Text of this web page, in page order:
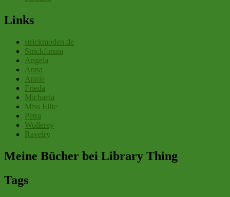
Links
strickmoden.de
Strickforum
Angela
Anna
Annie
Frieda
Michaela
Miss Ellie
Petra
Wollerey
Ravelry
Meine Bücher bei Library Thing
Tags